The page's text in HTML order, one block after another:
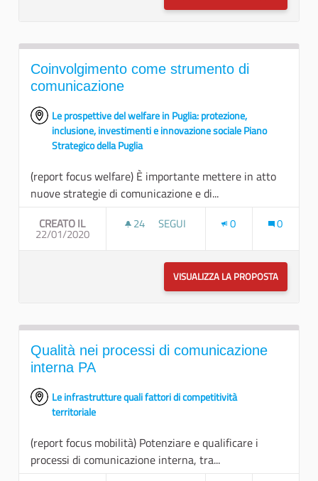
Coinvolgimento come strumento di
comunicazione
Le prospettive del welfare in Puglia: protezione,
inclusione, investimenti e innovazione sociale Piano
Strategico della Puglia
(report focus welfare) È importante mettere in atto
nuove strategie di comunicazione e di...
CREATO IL
22/01/2020
24 24 SOSTENITORI
SEGUI 0 0
VISUALIZZA LA PROPOSTA
Qualità nei processi di comunicazione
interna PA
Le infrastrutture quali fattori di competitività
territoriale
(report focus mobilità) Potenziare e qualificare i
processi di comunicazione interna, tra...